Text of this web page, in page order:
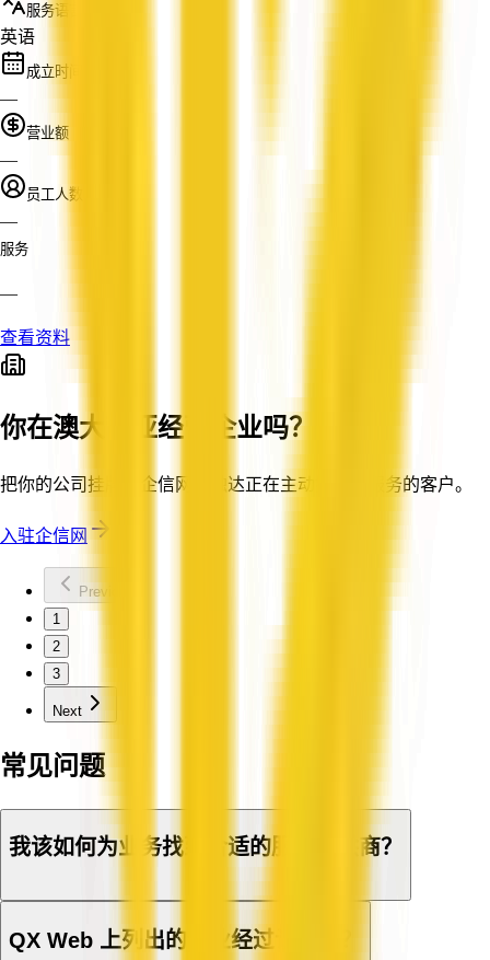
服务语言
英语
成立时间
—
营业额
—
员工人数
—
服务
—
查看资料
你在澳大利亚经营企业吗？
把你的公司挂牌到企信网，触达正在主动搜索你服务的客户。
入驻企信网
Previous
1
2
3
Next
常见问题
我该如何为业务找到合适的服务提供商？
QX Web 上列出的企业经过认证吗？